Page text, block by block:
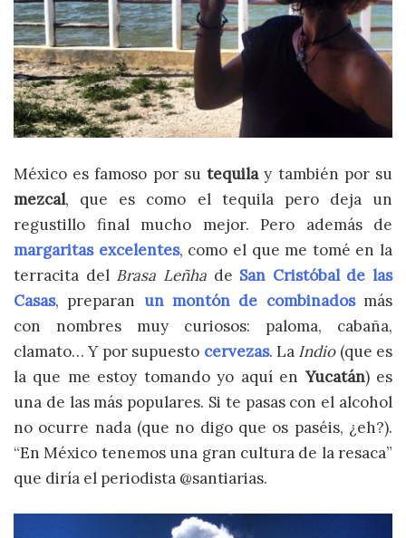
México es famoso por sutequilay también por su
mezcal, que es como el tequila pero deja un
regustillo final mucho mejor. Pero además de
margaritas excelentes, como el que me tomé en la
terracita del Brasa Leñhade San Cristóbal de las
Casas, preparan un montón de combinadosmás
con nombres muy curiosos: paloma, cabaña,
clamato… Y por supuesto cervezas. La Indio(que es
la que me estoy tomando yo aquí en Yucatán) es
una de las más populares. Si te pasas con el alcohol
no ocurre nada (que no digo que os paséis, ¿eh?).
“En México tenemos una gran cultura de la resaca”
que diría el periodista @santiarias.